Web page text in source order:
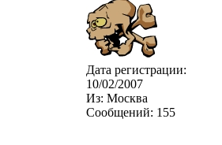
Дата регистрации:
10/02/2007
Из: Москва
Сообщений: 155